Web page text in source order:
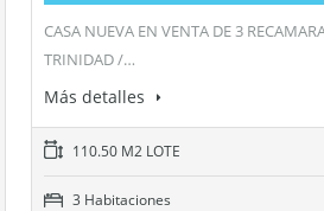
CASA NUEVA EN VENTA DE 3
TRINIDAD /…
Más detalles
110.50 M2 LOTE
3 Habitaciones